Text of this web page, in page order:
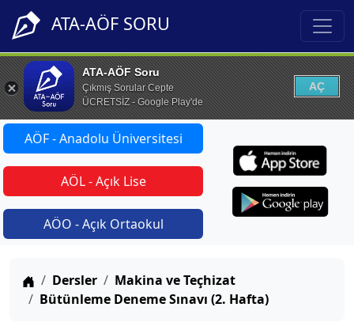
ATA-AÖF SORU
ATA-AÖF Soru
Çıkmış Sorular Cepte
ÜCRETSİZ - Google Play'de
AÇ
AÖF - Anadolu Üniversitesi
AÖL - Açık Lise
AÖO - Açık Ortaokul
Anasayfa
Dersler
Makina ve Teçhizat
Bütünleme Deneme Sınavı (2. Hafta)